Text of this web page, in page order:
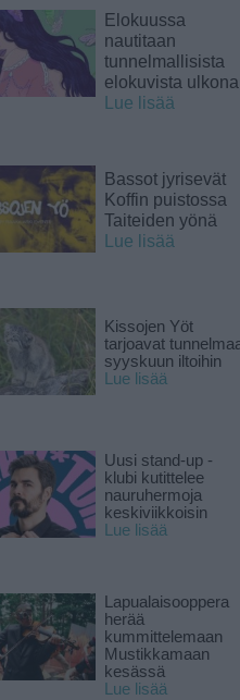
Elokuussa
nautitaan
tunnelmallisista
elokuvista ulkona
Lue lisää
Bassot jyrisevät
Koffin puistossa
Taiteiden yönä
Lue lisää
Kissojen Yöt
tarjoavat
syyskuun iltoihin
Lue lisää
Uusi stand-up -
klubi kutittelee
nauruhermoja
keskiviikkoisin
Lue lisää
Lapualaisooppera
herää
kummittelemaan
Mustikkamaan
kesässä
Lue lisää